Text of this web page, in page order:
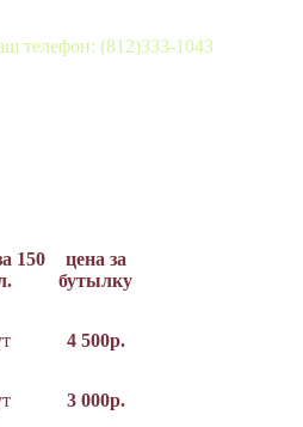
телефон: (812)333-1043
150
цена за
бутылку
4 500р.
3 000р.